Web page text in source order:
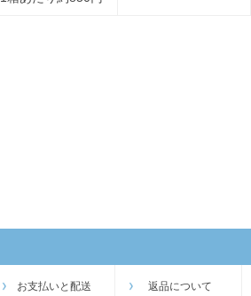
お支払いと配送 返品について